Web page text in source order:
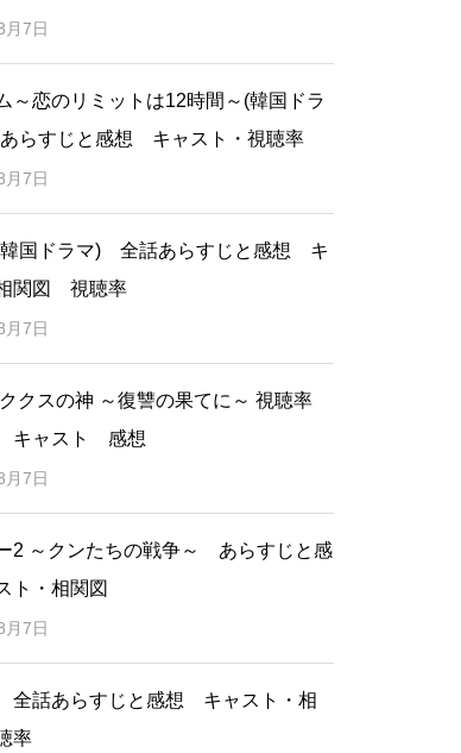
月7日
～恋のリミットは12時間～(韓国ドラ
らすじと感想 キャスト・視聴率
月7日
韓国ドラマ) 全話あらすじと感想 キ
関図 視聴率
月7日
クスの神 ～復讐の果てに～ 視聴率
キャスト 感想
月7日
2 ～クンたちの戦争～ あらすじと感
・相関図
月7日
全話あらすじと感想 キャスト・相
率